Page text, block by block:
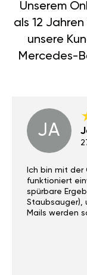
Unserem
als 12
unsere
Mercedes-
JA
Ich bin mit der
funktioniert
spürbare
Staubsauger),
Mails werden